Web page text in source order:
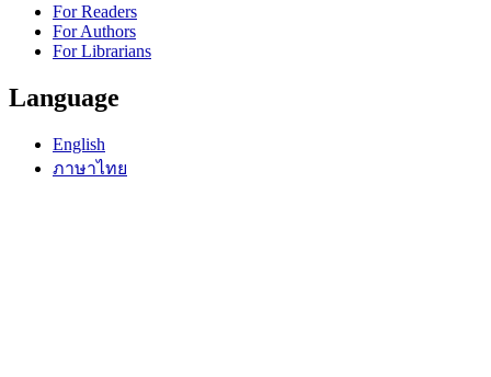
For Readers
For Authors
For Librarians
Language
English
ภาษาไทย